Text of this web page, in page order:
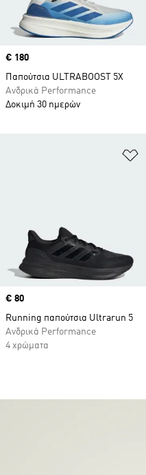
Price
€ 180
Παπούτσια ULTRABOOST 5X
Ανδρικά Performance
Δοκιμή 30 ημερών
Price
€ 80
Running παπούτσια Ultrarun 5
Ανδρικά Performance
4 χρώματα